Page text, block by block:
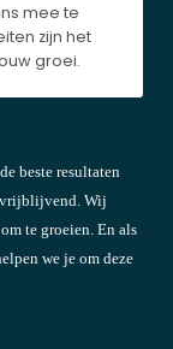
mee te
zijn het
groei.
beste resultaten
vrijblijvend. Wij
te groeien. En als
we je om deze